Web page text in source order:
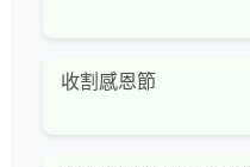
收割感恩節